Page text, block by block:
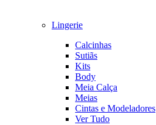
Lingerie
Calcinhas
Sutiãs
Kits
Body
Meia Calça
Meias
Cintas e Modeladores
Ver Tudo